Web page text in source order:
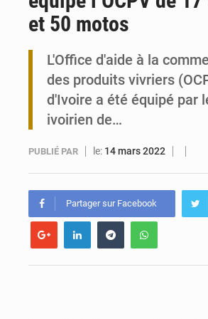
et 50 motos
L'Office d'aide à la
des produits vivriers
d'Ivoire a été équipé par
ivoirien de…
PUBLIÉ PAR le: 14 mars 2022
Partager sur Facebook